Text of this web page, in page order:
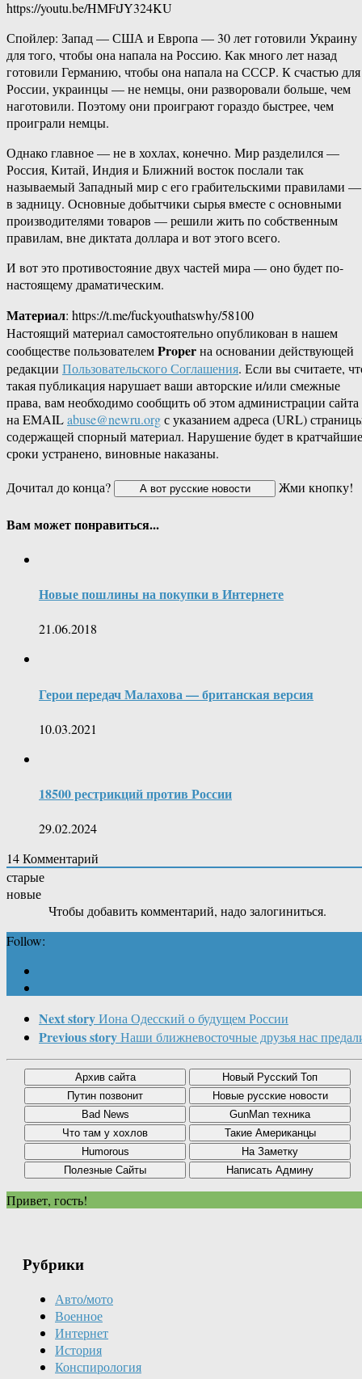
https://youtu.be/HMFtJY324KU
Спойлер: Запад — США и Европа — 30 лет готовили Украину
для того, чтобы она напала на Россию. Как много лет назад
готовили Германию, чтобы она напала на СССР. К счастью для
России, украинцы — не немцы, они разворовали больше, чем
наготовили. Поэтому они проиграют гораздо быстрее, чем
проиграли немцы.
Однако главное — не в хохлах, конечно. Мир разделился —
Россия, Китай, Индия и Ближний восток послали так
называемый Западный мир с его грабительскими правилами —
в задницу. Основные добытчики сырья вместе с основными
производителями товаров — решили жить по собственным
правилам, вне диктата доллара и вот этого всего.
И вот это противостояние двух частей мира — оно будет по-
настоящему драматическим.
Материал: https://t.me/fuckyouthatswhy/58100
Настоящий материал самостоятельно опубликован в нашем
сообществе пользователемProperна основании действующей
редакции Пользовательского Соглашения. Если вы считаете,
такая публикация нарушает ваши авторские и/или смежные
права, вам необходимо сообщить об этом администрации сайта
на EMAILabuse@newru.orgс указанием адреса (URL)
содержащей спорный материал. Нарушение будет в кратчайшие
сроки устранено, виновные наказаны.
Дочитал до конца?
Жми кнопку!
Вам может понравиться...
Новые пошлины на покупки в Интернете
21.06.2018
Герои передач Малахова — британская версия
10.03.2021
18500 рестрикций против России
29.02.2024
14Комментарий
старые
новые
Чтобы добавить комментарий, надо залогиниться.
Follow:
Next storyИона Одесский о будущем России
Previous storyНаши ближневосточные друзья нас
Привет, гость!
Рубрики
Авто/мото
Военное
Интернет
История
Конспирология